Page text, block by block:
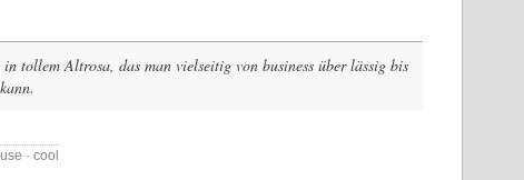
in tollem Altrosa, das man vielseitig von business über lässig bis
· cool